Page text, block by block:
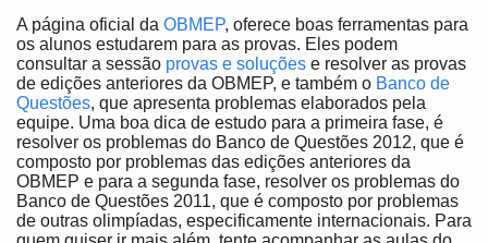
A página oficial da OBMEP, oferece boas ferramentas para
os alunos estudarem para as provas. Eles podem
consultar a sessão provas e soluções e resolver as provas
de edições anteriores da OBMEP, e também o Banco de
Questões, que apresenta problemas elaborados pela
equipe. Uma boa dica de estudo para a primeira fase, é
resolver os problemas do Banco de Questões 2012, que é
composto por problemas das edições anteriores da
OBMEP e para a segunda fase, resolver os problemas do
Banco de Questões 2011, que é composto por problemas
de outras olimpíadas, especificamente internacionais. Para